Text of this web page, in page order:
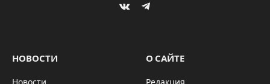
VKontakteTelegram
НОВОСТИ О САЙТЕ